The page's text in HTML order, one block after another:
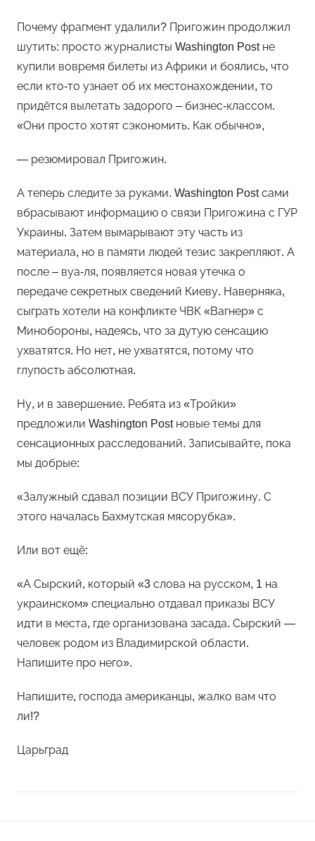
Почему фрагмент удалили? Пригожин продолжил
шутить: просто журналисты Washington Post не
купили вовремя билеты из Африки и боялись, что
если кто-то узнает об их местонахождении, то
придётся вылетать задорого – бизнес-классом.
«Они просто хотят сэкономить. Как обычно»,
— резюмировал Пригожин.
А теперь следите за руками. Washington Post сами
вбрасывают информацию о связи Пригожина с ГУР
Украины. Затем вымарывают эту часть из
материала, но в памяти людей тезис закрепляют. А
после – вуа-ля, появляется новая утечка о
передаче секретных сведений Киеву. Наверняка,
сыграть хотели на конфликте ЧВК «Вагнер» с
Минобороны, надеясь, что за дутую сенсацию
ухватятся. Но нет, не ухватятся, потому что
глупость абсолютная.
Ну, и в завершение. Ребята из «Тройки»
предложили Washington Post новые темы для
сенсационных расследований. Записывайте, пока
мы добрые:
«Залужный сдавал позиции ВСУ Пригожину. С
этого началась Бахмутская мясорубка».
Или вот ещё:
«А Сырский, который «3 слова на русском, 1 на
украинском» специально отдавал приказы ВСУ
идти в места, где организована засада. Сырский —
человек родом из Владимирской области.
Напишите про него».
Напишите, господа американцы, жалко вам что
ли!?
Царьград